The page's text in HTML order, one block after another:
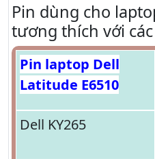
Pin dùng cho
tương thích với
Pin laptop Dell
Latitude E6510
Dell KY265